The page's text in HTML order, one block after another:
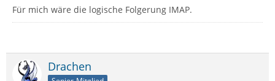
Für mich wäre die logische Folgerung IMAP.
Drachen